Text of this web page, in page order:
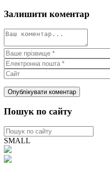
Залишити коментар
Пошук по сайту
SMALL